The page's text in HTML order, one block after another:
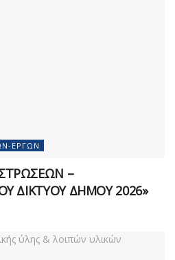
ΈΡΓΩΝ
–
ΔΙΚΤΥΟΥ ΔΗΜΟΥ 2026»